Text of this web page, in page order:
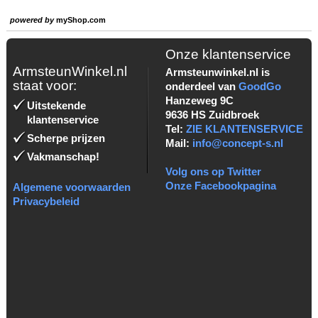
powered bymyShop.com
ArmsteunWinkel.nl
staat voor:
Uitstekende
klantenservice
Scherpe prijzen
Vakmanschap!
Algemene voorwaarden
Privacybeleid
Onze klantenservice
Armsteunwinkel.nl is
onderdeel van GoodGo
Hanzeweg 9C
9636 HS Zuidbroek
Tel: ZIE KLANTENSERVICE
Mail: info@concept-s.nl
Volg ons op Twitter
Onze Facebookpagina